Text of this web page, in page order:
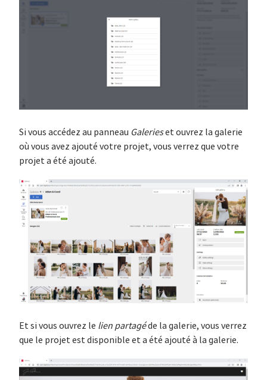
Si vous accédez au panneau Galerieset ouvrez la galerie
où vous avez ajouté votre projet, vous verrez que votre
projet a été ajouté.
Et si vous ouvrez le lien partagéde la galerie, vous verrez
que le projet est disponible et a été ajouté à la galerie.